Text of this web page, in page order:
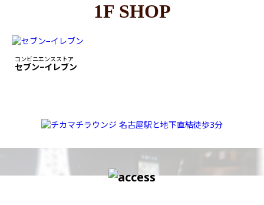
1F SHOP
コンビニエンスストア
セブン−イレブン